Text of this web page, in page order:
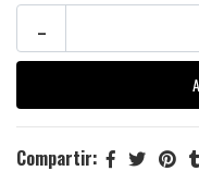
-
Compartir: